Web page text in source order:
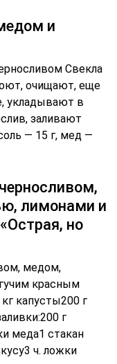
и
Свекла
очищают, еще
укладывают в
заливают
— 15 г, мед —
лимонами и
но
медом,
красным
капусты200 г
г
меда1 стакан
ч. ложки